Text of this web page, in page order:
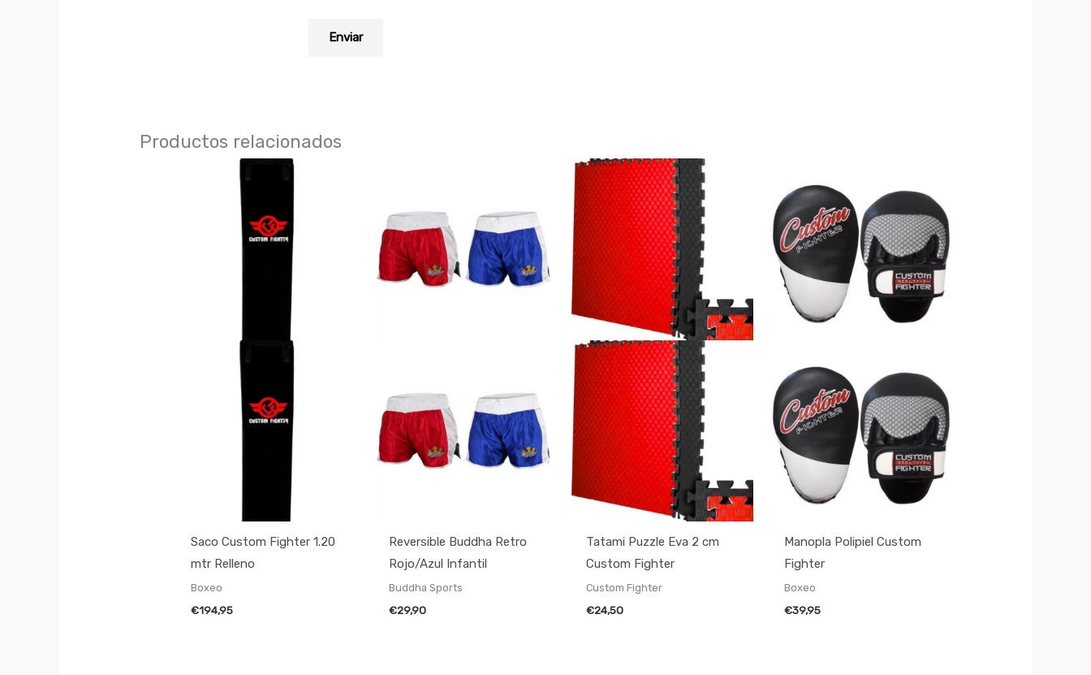
Productos relacionados
Saco Custom Fighter 1.20
mtr Relleno
Boxeo
€194,95
Reversible Buddha Retro
Rojo/Azul Infantil
Buddha Sports
€29,90
Tatami Puzzle Eva 2 cm
Custom Fighter
Custom Fighter
€24,50
Manopla Polipiel Custom
Fighter
Boxeo
€39,95